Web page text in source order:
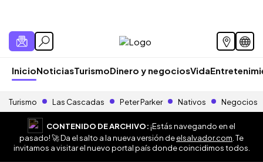
InicioNoticiasTurismoDinero y negociosVida
Turismo Las Cascadas Peter Parker Nativos Negocios
CONTENIDO DE ARCHIVO:¡Estás navegando en el
pasado! 🚀 Da el salto a la nueva versión deelsalvador.com . Te
invitamos a visitar el nuevo portal país donde coincidimos todos.